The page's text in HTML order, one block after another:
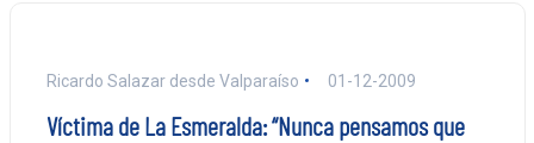
Ricardo Salazar desde Valparaíso 01-12-2009
Víctima de La Esmeralda: “Nunca pensamos que